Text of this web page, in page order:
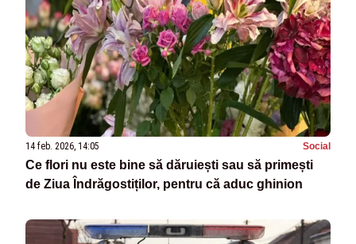
14 feb. 2026, 14:05 Social
Ce flori nu este bine să dăruiești sau să primești
de Ziua Îndrăgostiților, pentru că aduc ghinion